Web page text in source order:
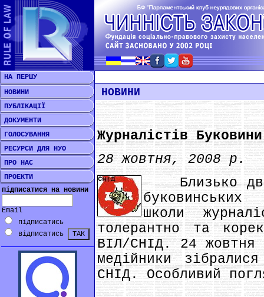
НА ПЕРШУ
НОВИНИ
ПУБЛІКАЦІЇ
ДОКУМЕНТИ
ГОЛОСУВАННЯ
РЕСУРСИ ДЛЯ НУО
ПРО НАС
ПРОЕКТИ
підписатися на новини
Email
підписатись
відписатись
НОВИНИ
Журналістів
28 жовтня, 2008 р.
Близько
школи
толерантно та
ВІЛ/СНІД. 24 жовтня
медійники
СНІД. Особливий